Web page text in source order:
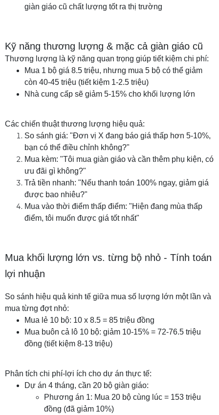
giàn giáo cũ chất lượng tốt ra thị trường
Kỹ năng thương lượng & mặc cả giàn giáo cũ
Thương lượng là kỹ năng quan trọng giúp tiết kiệm chi phí:
Mua 1 bộ giá 8.5 triệu, nhưng mua 5 bộ có thể giảm
còn 40-45 triệu (tiết kiệm 1-2.5 triệu)
Nhà cung cấp sẽ giảm 5-15% cho khối lượng lớn
Các chiến thuật thương lượng hiệu quả:
So sánh giá: "Đơn vị X đang báo giá thấp hơn 5-10%,
bạn có thể điều chỉnh không?"
Mua kèm: "Tôi mua giàn giáo và cần thêm phụ kiện, có
ưu đãi gì không?"
Trả tiền nhanh: "Nếu thanh toán 100% ngay, giảm giá
được bao nhiêu?"
Mua vào thời điểm thấp điểm: "Hiện đang mùa thấp
điểm, tôi muốn được giá tốt nhất"
Mua khối lượng lớn vs. từng bộ nhỏ - Tính toán
lợi nhuận
So sánh hiệu quả kinh tế giữa mua số lượng lớn một lần và
mua từng đợt nhỏ:
Mua lẻ 10 bộ: 10 x 8.5 = 85 triệu đồng
Mua buôn cả lô 10 bộ: giảm 10-15% = 72-76.5 triệu
đồng (tiết kiệm 8-13 triệu)
Phân tích chi phí-lợi ích cho dự án thực tế:
Dự án 4 tháng, cần 20 bộ giàn giáo:
Phương án 1: Mua 20 bộ cùng lúc = 153 triệu
đồng (đã giảm 10%)